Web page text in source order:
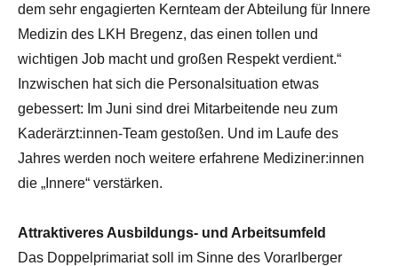
dem sehr engagierten Kernteam der Abteilung für Innere
Medizin des LKH Bregenz, das einen tollen und
wichtigen Job macht und großen Respekt verdient.“
Inzwischen hat sich die Personalsituation etwas
gebessert: Im Juni sind drei Mitarbeitende neu zum
Kaderärzt:innen-Team gestoßen. Und im Laufe des
Jahres werden noch weitere erfahrene Mediziner:innen
die „Innere“ verstärken.
Attraktiveres Ausbildungs- und Arbeitsumfeld
Das Doppelprimariat soll im Sinne des Vorarlberger